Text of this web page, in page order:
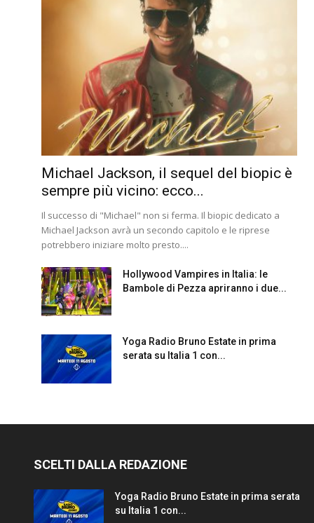
Michael Jackson, il sequel del biopic è
sempre più vicino: ecco...
Il successo di "Michael" non si ferma. Il biopic dedicato a
Michael Jackson avrà un secondo capitolo e le riprese
potrebbero iniziare molto presto....
Hollywood Vampires in Italia: le
Bambole di Pezza apriranno i due...
Yoga Radio Bruno Estate in prima
serata su Italia 1 con...
SCELTI DALLA REDAZIONE
Yoga Radio Bruno Estate in prima serata
su Italia 1 con...